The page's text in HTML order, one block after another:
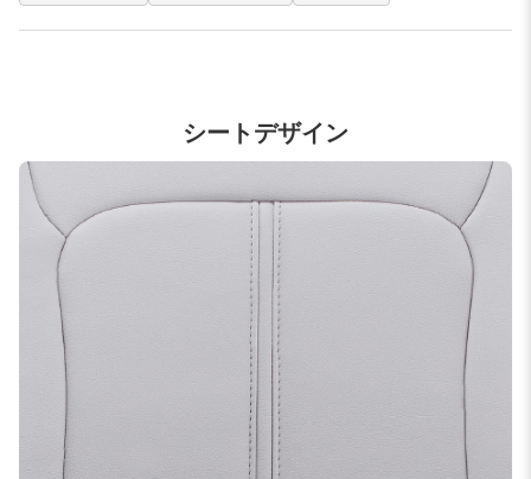
シートデザイン